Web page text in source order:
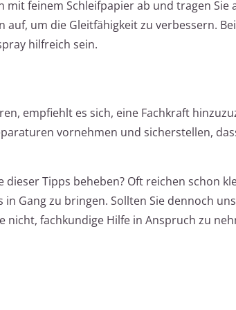
feinem Schleifpapier ab und tragen Sie
um die Gleitfähigkeit zu verbessern.
hilfreich sein.
empfiehlt es sich, eine Fachkraft
vornehmen und sicherstellen,
Tipps beheben? Oft reichen schon
Gang zu bringen. Sollten Sie dennoch
fachkundige Hilfe in Anspruch zu